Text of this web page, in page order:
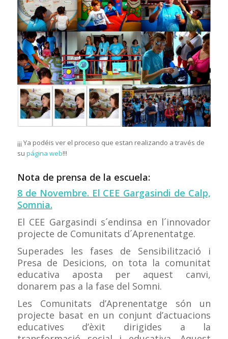
¡¡¡ Ya podéis ver el proceso que estan realizando a través de
su página web!!!
Nota de prensa de la escuela:
8 de Novembre. El CEE Gargasindi de Calp,
Somnia.
El CEE Gargasindi s´endinsa en l´innovador
projecte de Comunitats d´Aprenentatge.
Superades les fases de Sensibilització i
Presa de Desicions, on tota la comunitat
educativa aposta per aquest canvi,
donarem pas a la fase del Somni.
Les Comunitats d’Aprenentatge són un
projecte basat en un conjunt d’actuacions
educatives d’èxit dirigides a la